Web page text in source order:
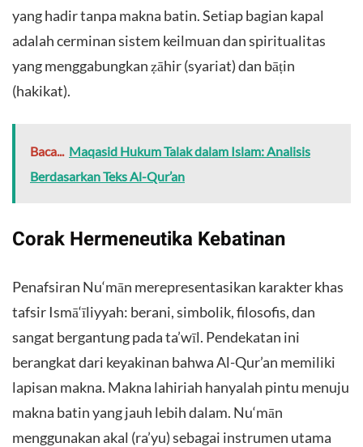
yang hadir tanpa makna batin. Setiap bagian kapal
adalah cerminan sistem keilmuan dan spiritualitas
yang menggabungkan ẓāhir (syariat) dan bāṭin
(hakikat).
Baca... Maqasid Hukum Talak dalam Islam: Analisis
Berdasarkan Teks Al-Qur’an
Corak Hermeneutika Kebatinan
Penafsiran Nu‘mān merepresentasikan karakter khas
tafsir Ismā‘īliyyah: berani, simbolik, filosofis, dan
sangat bergantung pada ta’wīl. Pendekatan ini
berangkat dari keyakinan bahwa Al-Qur’an memiliki
lapisan makna. Makna lahiriah hanyalah pintu menuju
makna batin yang jauh lebih dalam. Nu‘mān
menggunakan akal (ra’yu) sebagai instrumen utama